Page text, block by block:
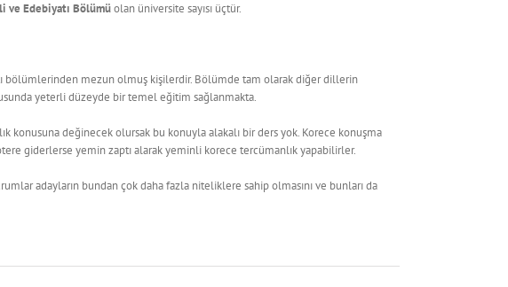
ve Edebiyatı Bölümüolan üniversite sayısı üçtür.
bölümlerinden mezun olmuş kişilerdir. Bölümde tam olarak diğer dillerin
yeterli düzeyde bir temel eğitim sağlanmakta.
konusuna değinecek olursak bu konuyla alakalı bir ders yok. Korece konuşma
giderlerse yemin zaptı alarak yeminli korece tercümanlık yapabilirler.
adayların bundan çok daha fazla niteliklere sahip olmasını ve bunları da